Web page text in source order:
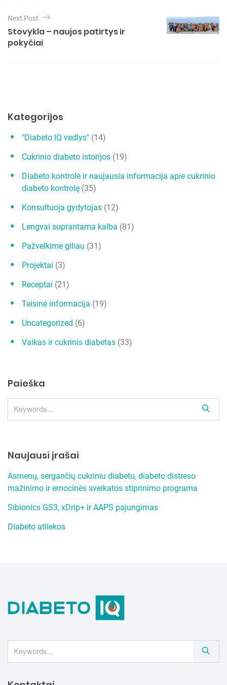
g
a
c
a
r
p
ų
Next Post
Stovykla – naujos patirtys ir
pokyčiai
Kategorijos
"Diabeto IQ vedlys" (14)
Cukrinio diabeto istorijos (19)
Diabeto kontrolė ir naujausia informacija apie cukrinio
diabeto kontrolę (35)
Konsultuoja gydytojas (12)
Lengvai suprantama kalba (81)
Pažvelkime giliau (31)
Projektai (3)
Receptai (21)
Teisinė informacija (19)
Uncategorized (6)
Vaikas ir cukrinis diabetas (33)
Paieška
e
Naujausi įrašai
Asmenų, sergančių cukriniu diabetu, diabeto distreso
mažinimo ir emocinės sveikatos stiprinimo programa
Sibionics GS3, xDrip+ ir AAPS pajungimas
Diabeto atliekos
e